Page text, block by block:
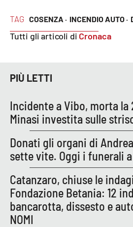
LaC OnAir
EDIZIONI
LOCALI
Catanzaro
Crotone
Vibo Valentia
Reggio Calabria
TAG COSENZA · INCENDIO AUTO ·
Tutti gli articoli di Cronaca
PIÙ LETTI
Incidente a Vibo, morta la
Minasi investita sulle
Donati gli organi di
sette vite. Oggi i funerali
Catanzaro, chiuse le
Fondazione Betania: 12
bancarotta, dissesto e
NOMI